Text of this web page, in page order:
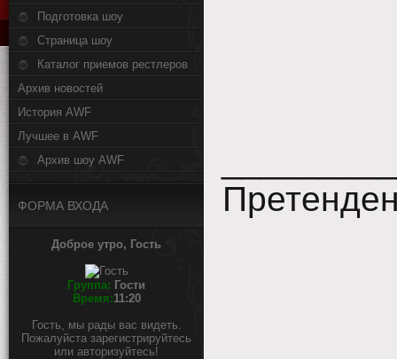
Подготовка шоу
Страница шоу
Каталог приемов рестлеров
Архив новостей
История AWF
Лучшее в AWF
Архив шоу AWF
ФОРМА ВХОДА
Доброе утро, Гость
Группа: Гости
Время:11:20
Гость, мы рады вас видеть.
Пожалуйста зарегистрируйтесь
или авторизуйтесь!